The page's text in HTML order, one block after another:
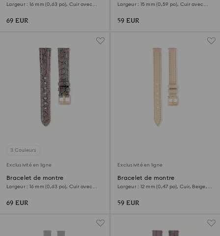
Largeur : 16 mm (0,63 po), Cuir avec
69 EUR
Largeur : 15 mm (0,59 po), Cuir avec
59 EUR
3 Couleurs
Exclusivité en ligne
Bracelet de montre
Largeur : 16 mm (0,63 po), Cuir avec
69 EUR
Exclusivité en ligne
Bracelet de montre
Largeur : 12 mm (0,47 po), Cuir, Beige,
59 EUR